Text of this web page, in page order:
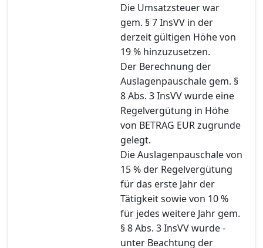
Die Umsatzsteuer war
gem. § 7 InsVV in der
derzeit gültigen Höhe von
19 % hinzuzusetzen.
Der Berechnung der
Auslagenpauschale gem. §
8 Abs. 3 InsVV wurde eine
Regelvergütung in Höhe
von BETRAG EUR zugrunde
gelegt.
Die Auslagenpauschale von
15 % der Regelvergütung
für das erste Jahr der
Tätigkeit sowie von 10 %
für jedes weitere Jahr gem.
§ 8 Abs. 3 InsVV wurde -
unter Beachtung der